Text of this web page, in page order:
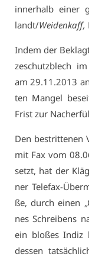
in­ner­halb ei­ner
landt/Wei­den­kaff,
In­dem der
ze­schutz­blech
am 29.11.2013
ten Man­gel
Frist zur
Den be­strit­te­nen
mit Fax vom
setzt, hat der
ner Te­le­fax-
ße, durch ei­nen
nes Schrei­bens
ein blo­ßes In­diz
des­sen